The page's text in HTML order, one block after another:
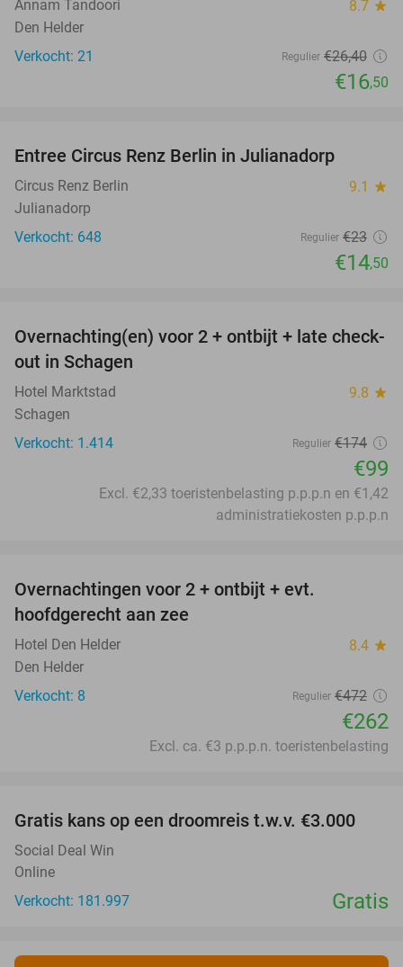
Annam Tandoori 8.7 star
Den Helder
Verkocht: 21
Regulier €26,40
€16,50
Entree Circus Renz Berlin in Julianadorp
Circus Renz Berlin 9.1 star
Julianadorp
Verkocht: 648
Regulier €23
€14,50
43%
Overnachting(en) voor 2 + ontbijt + late check-
out in Schagen
Hotel Marktstad 9.8 star
Schagen
Verkocht: 1.414
Regulier €174
€99
Excl. €2,33 toeristenbelasting p.p.p.n en €1,42
administratiekosten p.p.p.n
Overnachtingen voor 2 + ontbijt + evt.
hoofdgerecht aan zee
Hotel Den Helder 8.4 star
Den Helder
Verkocht: 8
Regulier €472
€262
Excl. ca. €3 p.p.p.n. toeristenbelasting
Gratis kans op een droomreis t.w.v. €3.000
Social Deal Win
Online
Verkocht: 181.997
Gratis